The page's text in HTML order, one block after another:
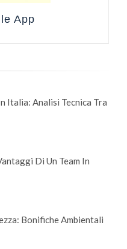
App
Italia: Analisi Tecnica Tra
Di Un Team In
Bonifiche Ambientali